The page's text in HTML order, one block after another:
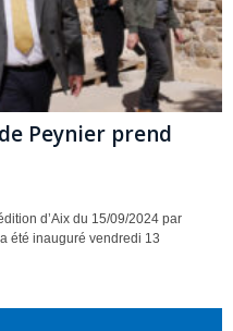
Peynier prend
d’Aix du 15/09/2024 par
été inauguré vendredi 13